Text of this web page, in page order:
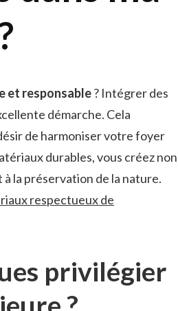
et responsable? Intégrer des
démarche. Cela
de harmoniser votre foyer
durables, vous créez non
la préservation de la nature.
respectueux de
privilégier